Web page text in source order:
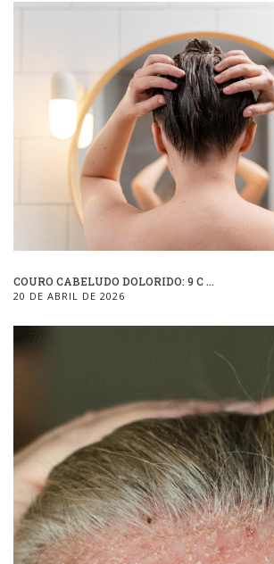
COURO CABELUDO DOLORIDO: 9 C ...
20 DE ABRIL DE 2026